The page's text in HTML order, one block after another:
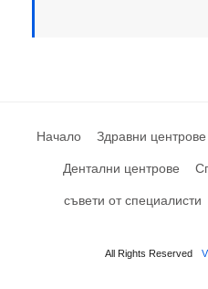
Начало Здравни центрове
Дентални центрове
съвети от специалисти
All Rights Reserved